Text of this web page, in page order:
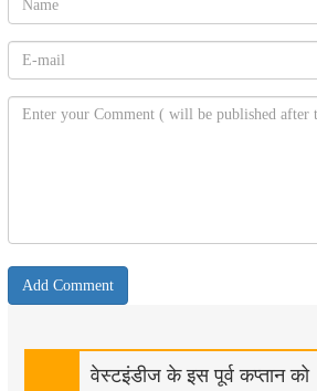
वेस्टइंडीज के इस पूर्व कप्तान को